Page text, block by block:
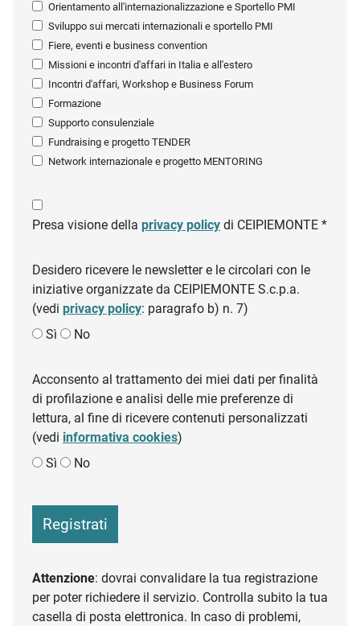
Orientamento all'internazionalizzazione e Sportello PMI
Sviluppo sui mercati internazionali e sportello PMI
Fiere, eventi e business convention
Missioni e incontri d'affari in Italia e all'estero
Incontri d'affari, Workshop e Business Forum
Formazione
Supporto consulenziale
Fundraising e progetto TENDER
Network internazionale e progetto MENTORING
Presa visione della privacy policy di CEIPIEMONTE *
Desidero ricevere le newsletter e le circolari con le
iniziative organizzate da CEIPIEMONTE S.c.p.a.
(vedi privacy policy: paragrafo b) n. 7)
Sì
No
Acconsento al trattamento dei miei dati per finalità
di profilazione e analisi delle mie preferenze di
lettura, al fine di ricevere contenuti personalizzati
(vedi informativa cookies)
Sì
No
Registrati
Attenzione: dovrai convalidare la tua registrazione
per poter richiedere il servizio. Controlla subito la tua
casella di posta elettronica. In caso di problemi,